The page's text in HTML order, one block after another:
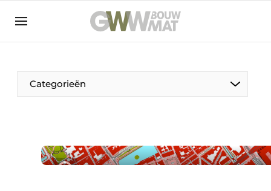
NL EN
Categorieën
De Pen